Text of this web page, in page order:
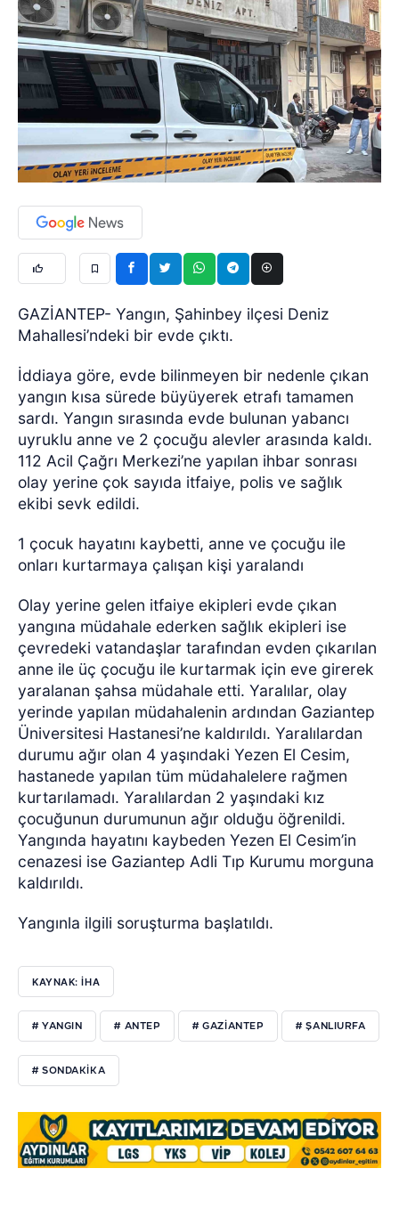
GAZİANTEP- Yangın, Şahinbey ilçesi Deniz
Mahallesi’ndeki bir evde çıktı.
İddiaya göre, evde bilinmeyen bir nedenle çıkan
yangın kısa sürede büyüyerek etrafı tamamen
sardı. Yangın sırasında evde bulunan yabancı
uyruklu anne ve 2 çocuğu alevler arasında kaldı.
112 Acil Çağrı Merkezi’ne yapılan ihbar sonrası
olay yerine çok sayıda itfaiye, polis ve sağlık
ekibi sevk edildi.
1 çocuk hayatını kaybetti, anne ve çocuğu ile
onları kurtarmaya çalışan kişi yaralandı
Olay yerine gelen itfaiye ekipleri evde çıkan
yangına müdahale ederken sağlık ekipleri ise
çevredeki vatandaşlar tarafından evden çıkarılan
anne ile üç çocuğu ile kurtarmak için eve girerek
yaralanan şahsa müdahale etti. Yaralılar, olay
yerinde yapılan müdahalenin ardından Gaziantep
Üniversitesi Hastanesi’ne kaldırıldı. Yaralılardan
durumu ağır olan 4 yaşındaki Yezen El Cesim,
hastanede yapılan tüm müdahalelere rağmen
kurtarılamadı. Yaralılardan 2 yaşındaki kız
çocuğunun durumunun ağır olduğu öğrenildi.
Yangında hayatını kaybeden Yezen El Cesim’in
cenazesi ise Gaziantep Adli Tıp Kurumu morguna
kaldırıldı.
Yangınla ilgili soruşturma başlatıldı.
KAYNAK: İHA
# YANGIN # ANTEP # GAZIANTEP # ŞANLIURFA
# SONDAKIKA